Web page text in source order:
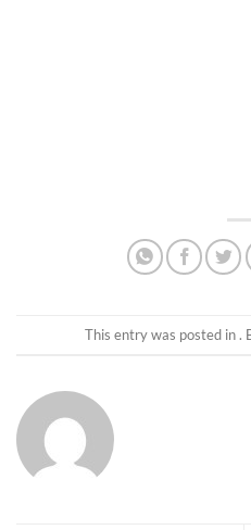
This entry was posted in .